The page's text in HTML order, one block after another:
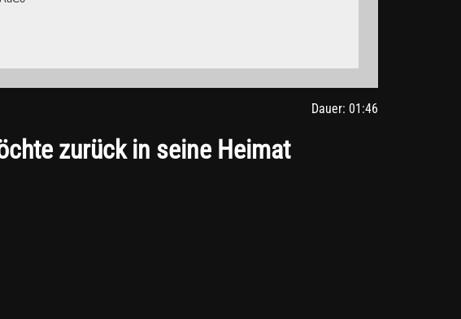
verhindern, so müssen Sie das Speichern von Cookies im Browser
Dauer: 01:46
zurück in seine Heimat